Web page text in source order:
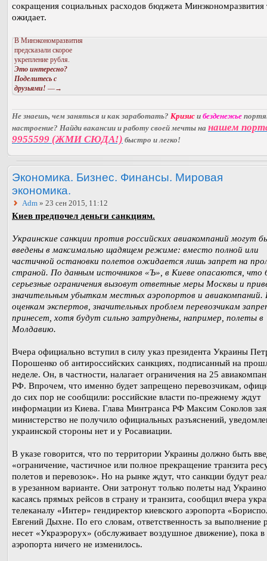
сокращения социальных расходов бюджета Минэкономразвития
ожидает.
В Минэкономразвития
предсказали скорое
укрепление рубля.
Это интересно?
Поделитесь с
друзьями! —→
Не знаешь, чем заняться и как заработать? Кризис и безденежье
настроение? Найди вакансии и работу своей мечты на нашем
9955599 (ЖМИ СЮДА!) быстро и легко!
Экономика. Бизнес. Финансы. Мировая
экономика.
Adm » 23 сен 2015, 11:12
Киев предпочел деньги санкциям.
Украинские санкции против российских авиакомпаний могут
введены в максимально щадящем режиме: вместо полной или
частичной остановки полетов ожидается лишь запрет на
страной. По данным источников «Ъ», в Киеве опасаются, что
серьезные ограничения вызовут ответные меры Москвы и
значительным убыткам местных аэропортов и авиакомпаний.
оценкам экспертов, значительных проблем перевозчикам
принесет, хотя будут сильно затруднены, например, полеты в
Молдавию.
Вчера официально вступил в силу указ президента Украины
Порошенко об антироссийских санкциях, подписанный на
неделе. Он, в частности, налагает ограничения на 25
РФ. Впрочем, что именно будет запрещено перевозчикам,
до сих пор не сообщили: российские власти по-прежнему ждут
информации из Киева. Глава Минтранса РФ Максим Соколов
министерство не получило официальных разъяснений,
украинской стороны нет и у Росавиации.
В указе говорится, что по территории Украины должно быть
«ограничение, частичное или полное прекращение транзита
полетов и перевозок». Но на рынке ждут, что санкции будут
в урезанном варианте. Они затронут только полеты над
касаясь прямых рейсов в страну и транзита, сообщил вчера
телеканалу «Интер» гендиректор киевского аэропорта
Евгений Дыхне. По его словам, ответственность за выполнение
несет «Украэрорух» (обслуживает воздушное движение), пока в
аэропорта ничего не изменилось.